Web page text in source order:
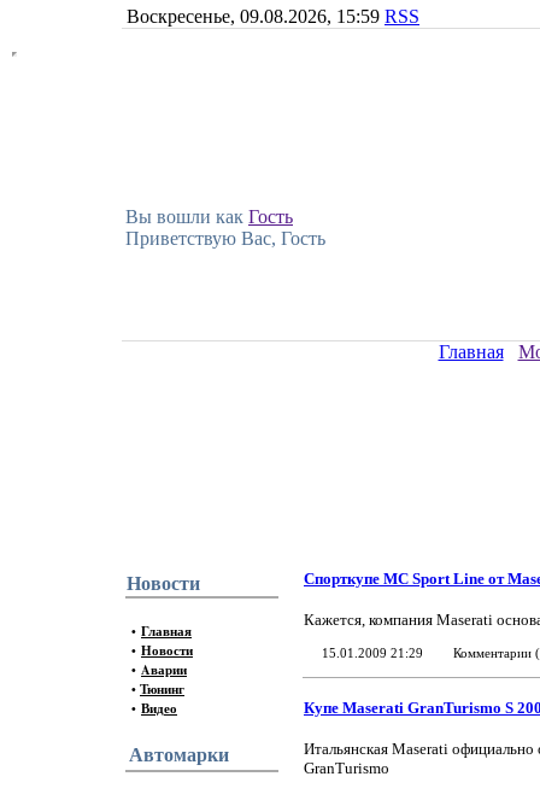
Воскресенье, 09.08.2026, 15:59 RSS
Вы вошли как Гость
Приветствую Вас, Гость
Главная
Новости
• Главная
• Новости
• Aварии
•Тюнинг
• Видео
Автомарки
Спорткупе MC Sport Line от
Кажется, компания Maserati
15.01.2009 21:29 Комментарии
Купе Maserati GranTurismo S
Итальянская Maserati
GranTurismo